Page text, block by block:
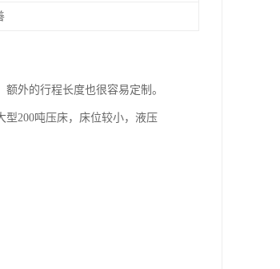
外的行程长度也很容易定制。
200吨压床，床位较小，液压